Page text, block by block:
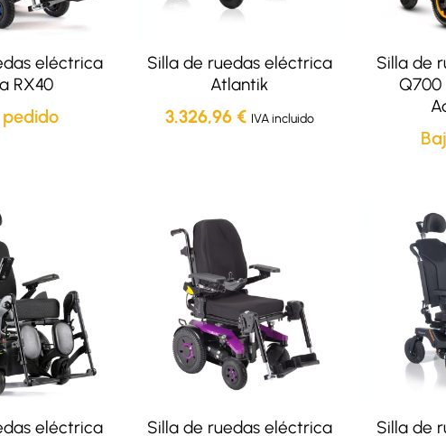
eléctrica
RX40
Silla de ruedas eléctrica
Atlantik
3.326,96 € IVA incluido
Silla de
Q700
eléctrica
Silla de ruedas eléctrica
Silla de